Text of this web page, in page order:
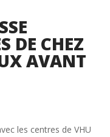
DE CHEZ
AVANT
les centres de VHU